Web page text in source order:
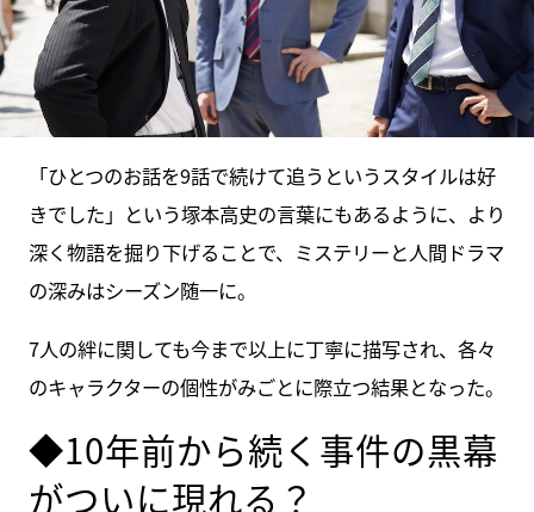
「ひとつのお話を9話で続けて追うというスタイルは好
きでした」という塚本高史の言葉にもあるように、より
深く物語を掘り下げることで、ミステリーと人間ドラマ
の深みはシーズン随一に。
7人の絆に関しても今まで以上に丁寧に描写され、各々
のキャラクターの個性がみごとに際立つ結果となった。
◆10年前から続く事件の黒幕
がついに現れる？